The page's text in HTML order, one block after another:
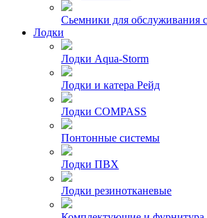
Сьемники для обслуживания
Лодки
Лодки Aqua-Storm
Лодки и катера Рейд
Лодки COMPASS
Понтонные системы
Лодки ПВХ
Лодки резинотканевые